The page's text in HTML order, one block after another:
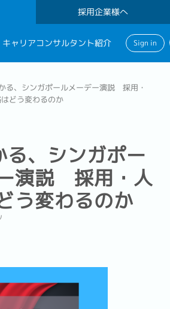
採用企業様へ
キャリアコンサルタント紹介 Sign in
る、シンガポールメーデー演説 採用・
どう変わるのか
る、シンガポー
演説 採用・人
う変わるのか